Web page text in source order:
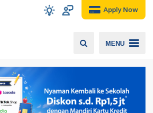
Apply Now
MENU